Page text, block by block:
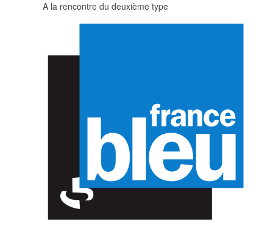
A la rencontre du deuxième type